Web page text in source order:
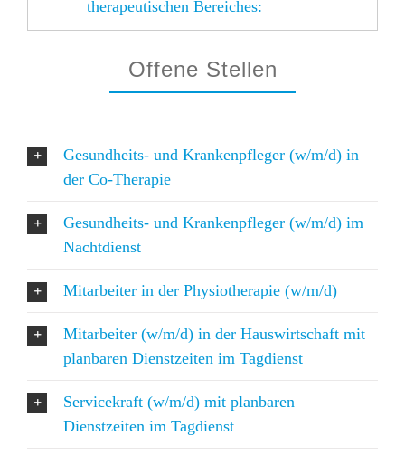
therapeutischen Bereiches:
Offene Stellen
Gesundheits- und Krankenpfleger (w/m/d) in
der Co-Therapie
Gesundheits- und Krankenpfleger (w/m/d) im
Nachtdienst
Mitarbeiter in der Physiotherapie (w/m/d)
Mitarbeiter (w/m/d) in der Hauswirtschaft mit
planbaren Dienstzeiten im Tagdienst
Servicekraft (w/m/d) mit planbaren
Dienstzeiten im Tagdienst